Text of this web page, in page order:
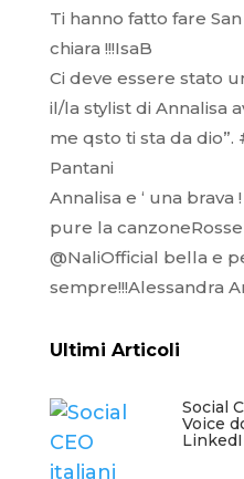
Ti hanno fatto fare
chiara !!!IsaB
Ci deve essere stato
il/la stylist di Annalisa
me qsto ti sta da
Pantani
Annalisa e ‘ una
pure la
@NaliOfficial bella e
sempre!!!Alessandra
Ultimi Articoli
Social
Voice